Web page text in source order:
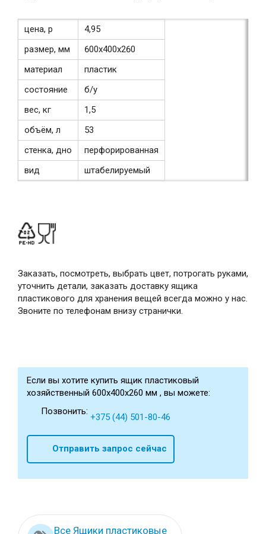
цена, р
4,95
размер, мм
600х400х260
материал
пластик
состояние
б/у
вес, кг
1,5
объём, л
53
стенка, дно
перфорированная
вид
штабелируемый
Заказать, посмотреть, выбрать цвет, потрогать руками,
уточнить детали, заказать доставку ящика
пластикового для хранения вещей всегда можно у нас.
Звоните по телефонам внизу странички.
Если вы хотите купить ящик пластиковый
хозяйственный 600х400х260 мм , вы можете:
Позвонить:
+375 (44) 501-80-46
Отправить запрос сейчас
Все Ящики пластиковые